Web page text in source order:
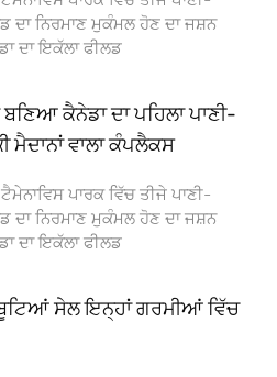
ਦਾ ਨਿਰਮਾਣ ਮੁਕੰਮਲ ਹੋਣ ਦਾ ਜਸ਼ਨ
ਦਾ ਇਕੱਲਾ ਫੀਲਡ
ਕੈਨੇਡਾ ਦਾ ਪਹਿਲਾ ਪਾਣੀ-
ਮੈਦਾਨਾਂ ਵਾਲਾ ਕੰਪਲੈਕਸ
ਪਾਰਕ ਵਿੱਚ ਤੀਜੇ ਪਾਣੀ-
ਦਾ ਨਿਰਮਾਣ ਮੁਕੰਮਲ ਹੋਣ ਦਾ ਜਸ਼ਨ
ਦਾ ਇਕੱਲਾ ਫੀਲਡ
ਸੇਲ ਇਨ੍ਹਾਂ ਗਰਮੀਆਂ ਵਿੱਚ